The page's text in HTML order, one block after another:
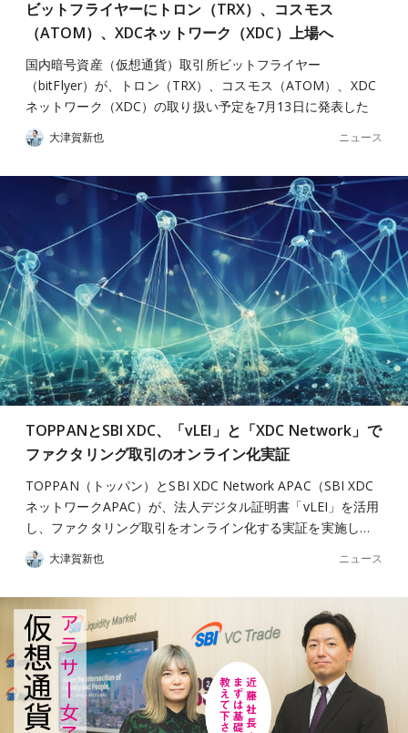
ビットフライヤーにトロン（TRX）、コスモス
（ATOM）、XDCネットワーク（XDC）上場へ
国内暗号資産（仮想通貨）取引所ビットフライヤー
（bitFlyer）が、トロン（TRX）、コスモス（ATOM）、XDC
ネットワーク（XDC）の取り扱い予定を7月13日に発表した
大津賀新也 ニュース
TOPPANとSBI XDC、「vLEI」と「XDC Network」で
ファクタリング取引のオンライン化実証
TOPPAN（トッパン）とSBI XDC Network APAC（SBI XDC
ネットワークAPAC）が、法人デジタル証明書「vLEI」を活用
し、ファクタリング取引をオンライン化する実証を実施し…
大津賀新也 ニュース